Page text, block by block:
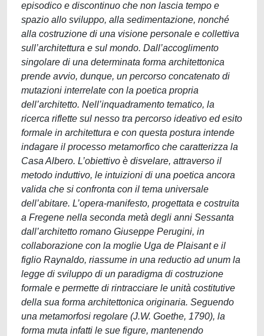
episodico e discontinuo che non lascia tempo e
spazio allo sviluppo, alla sedimentazione, nonché
alla costruzione di una visione personale e collettiva
sull’architettura e sul mondo. Dall’accoglimento
singolare di una determinata forma architettonica
prende avvio, dunque, un percorso concatenato di
mutazioni interrelate con la poetica propria
dell’architetto. Nell’inquadramento tematico, la
ricerca riflette sul nesso tra percorso ideativo ed esito
formale in architettura e con questa postura intende
indagare il processo metamorfico che caratterizza la
Casa Albero. L’obiettivo è disvelare, attraverso il
metodo induttivo, le intuizioni di una poetica ancora
valida che si confronta con il tema universale
dell’abitare. L’opera-manifesto, progettata e costruita
a Fregene nella seconda metà degli anni Sessanta
dall’architetto romano Giuseppe Perugini, in
collaborazione con la moglie Uga de Plaisant e il
figlio Raynaldo, riassume in una reductio ad unum la
legge di sviluppo di un paradigma di costruzione
formale e permette di rintracciare le unità costitutive
della sua forma architettonica originaria. Seguendo
una metamorfosi regolare (J.W. Goethe, 1790), la
forma muta infatti le sue figure, mantenendo